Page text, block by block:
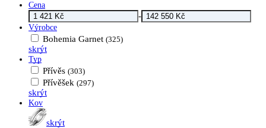
Cena
-
Výrobce
Bohemia Garnet (325)
skrýt
Typ
Přívěs (303)
Přívěšek (297)
skrýt
Kov
skrýt